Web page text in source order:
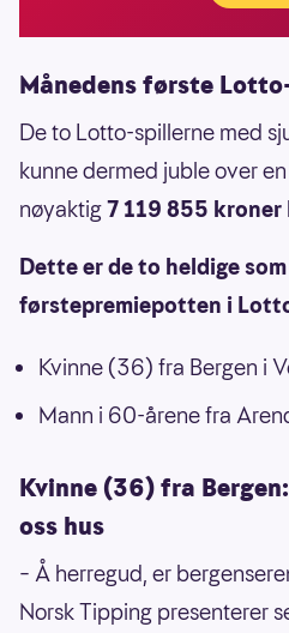
Månedens første
De to Lotto-spillerne med
kunne dermed juble over
nøyaktig7 119 855 kroner
Dette er de to heldige
førstepremiepotten i
Kvinne (36) fra Bergen i
Mann i 60-årene fra
Kvinne (36) fra
oss hus
– Å herregud, er
Norsk Tipping presenterer